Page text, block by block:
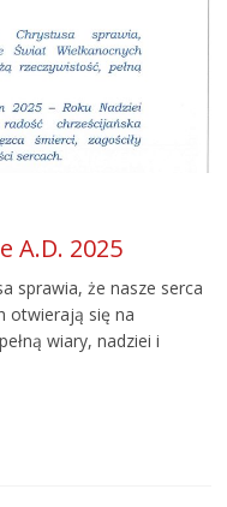
A.D. 2025
sprawia, że nasze serca
otwierają się na
wiary, nadziei i